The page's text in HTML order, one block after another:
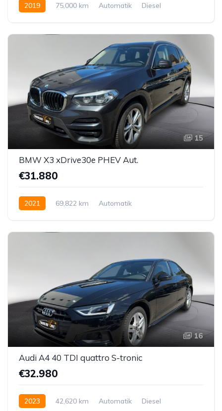
2019 75,000 km Automatik
Diesel
15
BMW X3 xDrive30e PHEV Aut.
€31.880
2021 69,822 km
Automatik
16
Audi A4 40 TDI quattro S-tronic
€32.980
2023 42,620 km Automatik
Diesel